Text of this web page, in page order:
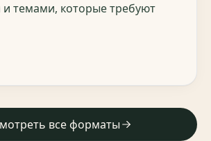
темами, которые требуют
все форматы